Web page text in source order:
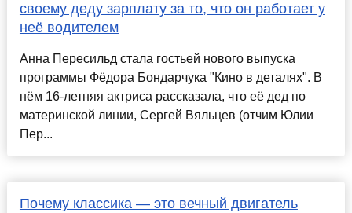
своему деду зарплату за то, что он работает у
неё водителем
Анна Пересильд стала гостьей нового выпуска
программы Фёдора Бондарчука "Кино в деталях". В
нём 16-летняя актриса рассказала, что её дед по
материнской линии, Сергей Вяльцев (отчим Юлии
Пер...
Почему классика — это вечный двигатель